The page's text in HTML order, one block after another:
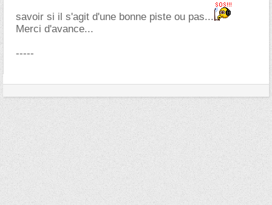
savoir si il s'agit d'une bonne piste ou pas...
Merci d'avance...
-----